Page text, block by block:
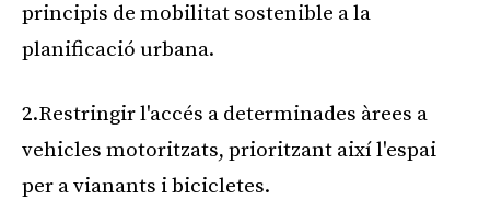
principis de mobilitat sostenible a la
planificació urbana.
2.Restringir l'accés a determinades àrees a
vehicles motoritzats, prioritzant així l'espai
per a vianants i bicicletes.